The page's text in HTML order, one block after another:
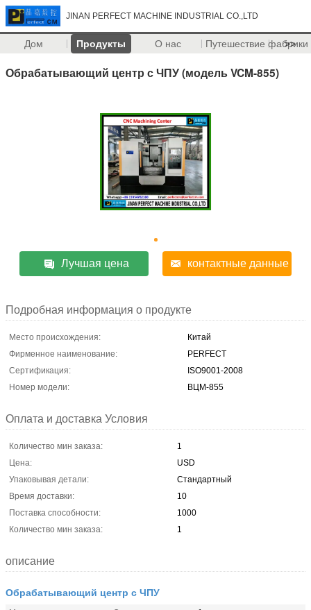
JINAN PERFECT MACHINE INDUSTRIAL CO.,LTD
Дом Продукты О нас Путешествие фабрики
>>
Обрабатывающий центр с ЧПУ (модель VCM-855)
Лучшая цена контактные данные
Подробная информация о продукте
Место происхождения:
Китай
Фирменное наименование:
PERFECT
Сертификация:
ISO9001-2008
Номер модели:
ВЦМ-855
Оплата и доставка Условия
Количество мин заказа:
1
Цена:
USD
Упаковывая детали:
Стандартный
Время доставки:
10
Поставка способности:
1000
Количество мин заказа:
1
описание
Обрабатывающий центр с ЧПУ